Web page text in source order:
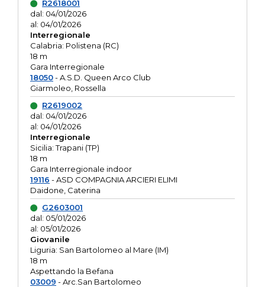
R2618001
dal: 04/01/2026
al: 04/01/2026
Interregionale
Calabria: Polistena (RC)
18 m
Gara Interregionale
18050- A.S.D. Queen Arco Club
Giarmoleo, Rossella
R2619002
dal: 04/01/2026
al: 04/01/2026
Interregionale
Sicilia: Trapani (TP)
18 m
Gara Interregionale indoor
19116 - ASD COMPAGNIA ARCIERI ELIMI
Daidone, Caterina
G2603001
dal: 05/01/2026
al: 05/01/2026
Giovanile
Liguria: San Bartolomeo al Mare (IM)
18 m
Aspettando la Befana
03009 - Arc.San Bartolomeo